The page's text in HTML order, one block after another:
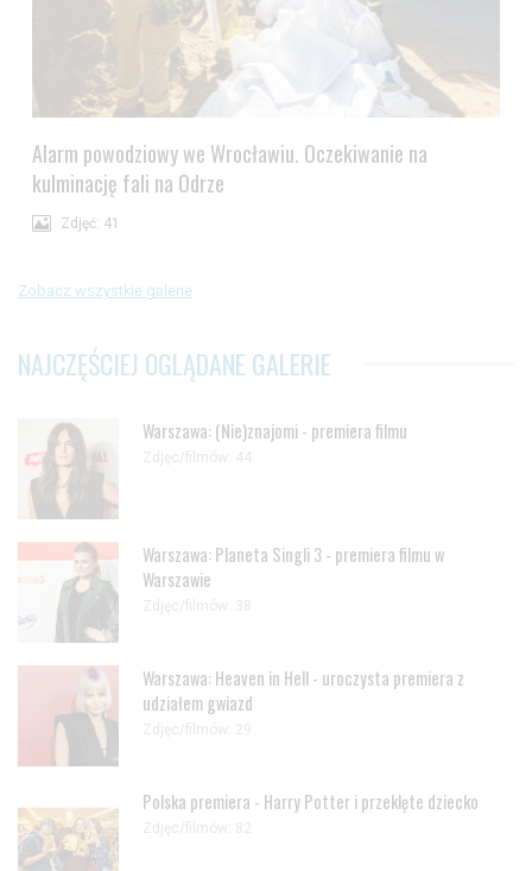
Alarm powodziowy we Wrocławiu. Oczekiwanie na
kulminację fali na Odrze
Zdjęć: 41
Zobacz wszystkie galerie
NAJCZĘŚCIEJ OGLĄDANE GALERIE
Warszawa: (Nie)znajomi - premiera filmu
Zdjęc/filmów: 44
Warszawa: Planeta Singli 3 - premiera filmu w
Warszawie
Zdjęc/filmów: 38
Warszawa: Heaven in Hell - uroczysta premiera z
udziałem gwiazd
Zdjęc/filmów: 29
Polska premiera - Harry Potter i przeklęte dziecko
Zdjęc/filmów: 82